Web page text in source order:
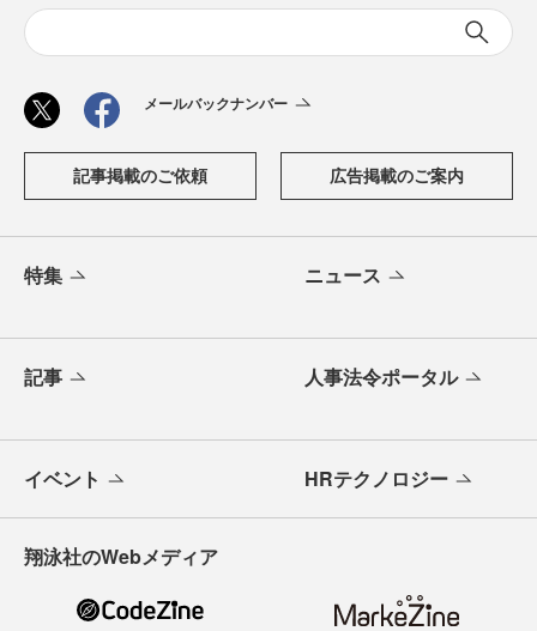
メールバックナンバー
記事掲載のご依頼 広告掲載のご案内
特集 ニュース
記事 人事法令ポータル
イベント HRテクノロジー
翔泳社のWebメディア